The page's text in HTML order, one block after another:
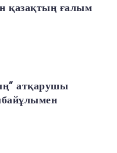
қазақтың ғалым
атқарушы